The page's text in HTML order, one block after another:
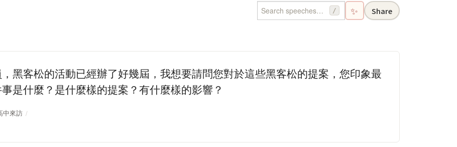
/ ✨ Share
黑客松的活動已經辦了好幾屆，我想要請問您對於這些黑客松的提案，您印象最
是什麼？是什麼樣的提案？有什麼樣的影響？
中來訪